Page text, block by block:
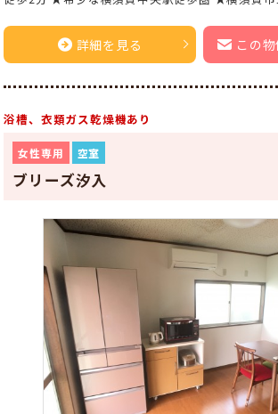
詳細を見る この
浴槽、衣類ガス乾燥機あり
女性専用 空室
ブリーズ汐入